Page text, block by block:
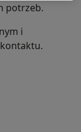
potrzeb.
i